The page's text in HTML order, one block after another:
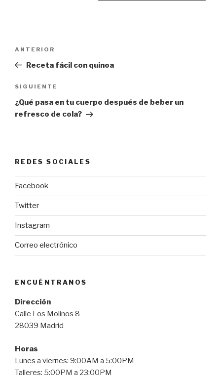
Entrada
anterior:
ANTERIOR
Receta fácil con quinoa
Siguiente
entrada
SIGUIENTE
¿Qué pasa en tu cuerpo después de beber un
refresco de cola?
REDES SOCIALES
Facebook
Twitter
Instagram
Correo electrónico
ENCUÉNTRANOS
Dirección
Calle Los Molinos 8
28039 Madrid
Horas
Lunes a viernes: 9:00AM a 5:00PM
Talleres: 5:00PM a 23:00PM